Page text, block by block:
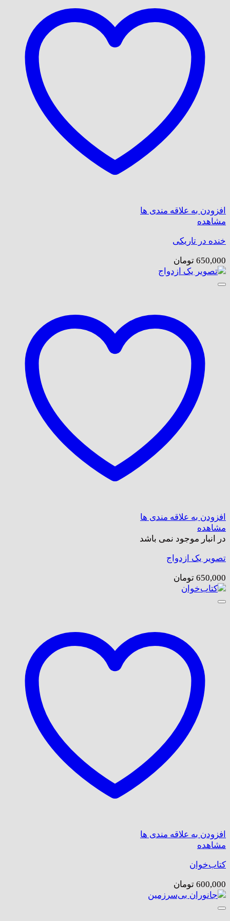
افزودن به علاقه مندی ها
مشاهده
خنده در تاریکی
650,000 تومان
افزودن به علاقه مندی ها
مشاهده
در انبار موجود نمی باشد
تصویر یک ازدواج
650,000 تومان
افزودن به علاقه مندی ها
مشاهده
کتاب‌خوان
600,000 تومان